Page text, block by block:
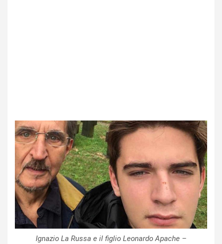
Ignazio La Russa e il figlio Leonardo Apache –